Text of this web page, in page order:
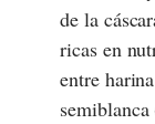
de la
ricas en
entre